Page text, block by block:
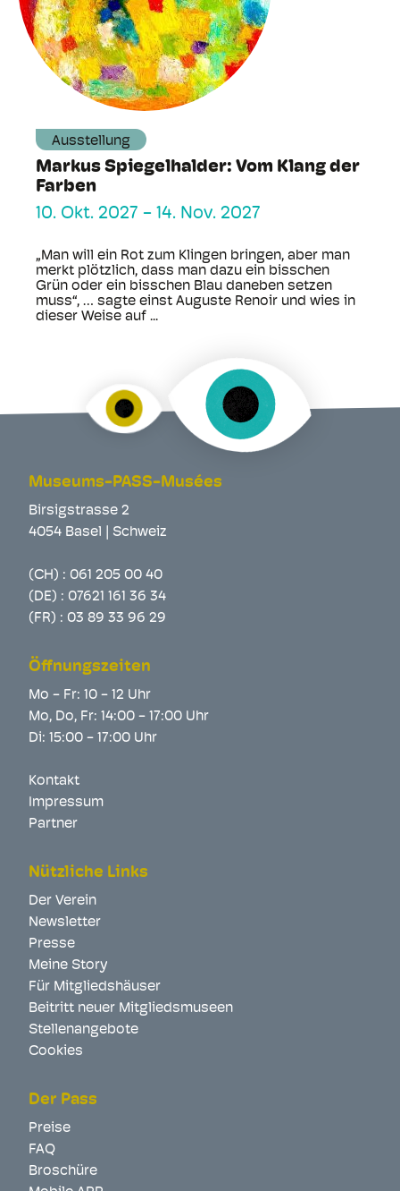
Ausstellung
Markus Spiegelhalder: Vom Klang der
Farben
10. Okt. 2027 - 14. Nov. 2027
„Man will ein Rot zum Klingen bringen, aber man
merkt plötzlich, dass man dazu ein bisschen
Grün oder ein bisschen Blau daneben setzen
muss“, … sagte einst Auguste Renoir und wies in
dieser Weise auf ...
Museums-PASS-Musées
Birsigstrasse 2
4054 Basel | Schweiz
(CH) : 061 205 00 40
(DE) : 07621 161 36 34
(FR) : 03 89 33 96 29
Öffnungszeiten
Mo - Fr: 10 - 12 Uhr
Mo, Do, Fr: 14:00 - 17:00 Uhr
Di: 15:00 - 17:00 Uhr
Kontakt
Impressum
Partner
Nützliche Links
Der Verein
Newsletter
Presse
Meine Story
Für Mitgliedshäuser
Beitritt neuer Mitgliedsmuseen
Stellenangebote
Cookies
Der Pass
Preise
FAQ
Broschüre